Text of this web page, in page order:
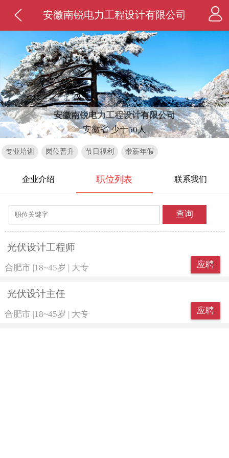
安徽南锐电力工程设计有限公司
安徽南锐电力工程设计有限公司
安徽省 少于50人
专业培训 岗位晋升 节日福利 带薪年假
企业介绍 职位列表 联系我们
查询
光伏设计工程师
合肥市 18~45岁 大专 应聘
光伏设计主任
合肥市 |18~45岁 | 大专 应聘